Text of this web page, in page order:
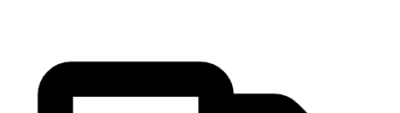
Når livet gør ondt